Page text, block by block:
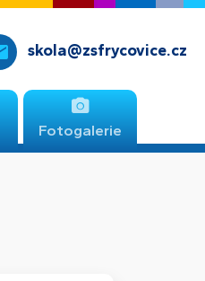
skola@zsfrycovice.cz
Fotogalerie